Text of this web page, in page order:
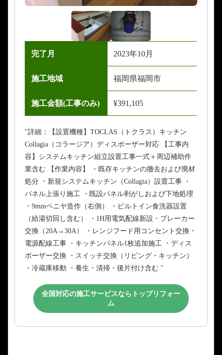
完了月 2023年10月
施工地域 福岡県福岡市
施工金額(工事のみ) ¥391,105
"詳細：【設置機種】TOCLAS（トクラス）キッチン
Collagia（コラージア）ディスポーザー対応 【工事内
容】システムキッチン組立設置工事一式＋周辺補助作
業含む 【作業内容】 ・既存キッチンの撤去および廃材
処分 ・新規システムキッチン（Collagia）設置工事 ・
パネル上張り施工 ・既設パネル剥がしおよび下地処理
・9mmベニヤ造作（右側） ・ピルトイン食洗器設置
（給湯切回し含む） ・1H用電気配線新設・ブレーカー
交換（20A→30A） ・レンジフード用コンセント交換・
電源配線工事 ・キッチンパネル1枚追加施工 ・ディス
ポーザー交換 ・スイッチ交換（リビング・キッチン）
・冷蔵庫移動 ・養生・清掃・後片付け含む "
全国対応の施工サービスならトップリフォー
ム